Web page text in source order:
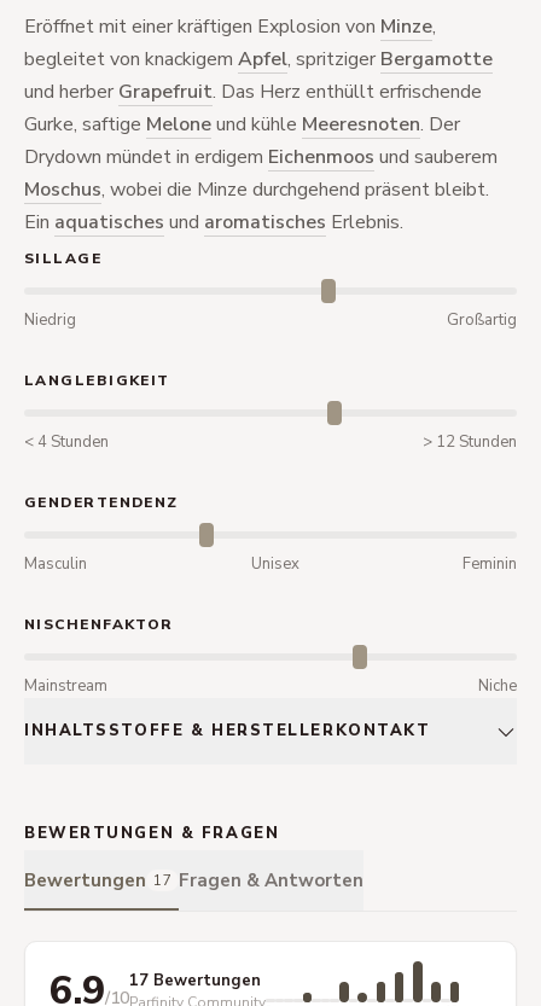
Eröffnet mit einer kräftigen Explosion von Minze,
begleitet von knackigem Apfel, spritziger Bergamotte
und herber Grapefruit. Das Herz enthüllt erfrischende
Gurke, saftige Meloneund kühle Meeresnoten. Der
Drydown mündet in erdigem Eichenmoos und sauberem
Moschus, wobei die Minze durchgehend präsent bleibt.
Ein aquatisches und aromatisches Erlebnis.
SILLAGE
Niedrig Großartig
LANGLEBIGKEIT
< 4 Stunden > 12 Stunden
GENDERTENDENZ
Masculin Unisex Feminin
NISCHENFAKTOR
Mainstream Niche
INHALTSSTOFFE & HERSTELLERKONTAKT
BEWERTUNGEN & FRAGEN
Bewertungen 17 Fragen & Antworten
6.9/10
17 Bewertungen